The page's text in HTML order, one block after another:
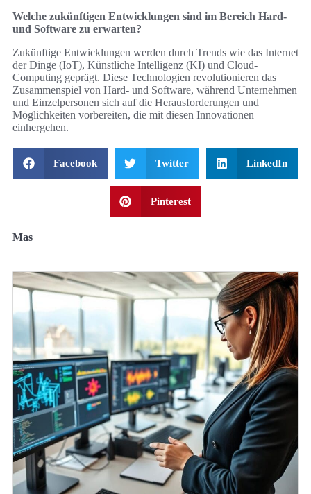
Welche zukünftigen Entwicklungen sind im Bereich Hard-
und Software zu erwarten?
Zukünftige Entwicklungen werden durch Trends wie das Internet
der Dinge (IoT), Künstliche Intelligenz (KI) und Cloud-
Computing geprägt. Diese Technologien revolutionieren das
Zusammenspiel von Hard- und Software, während Unternehmen
und Einzelpersonen sich auf die Herausforderungen und
Möglichkeiten vorbereiten, die mit diesen Innovationen
einhergehen.
Facebook Twitter LinkedIn
Pinterest
Mas